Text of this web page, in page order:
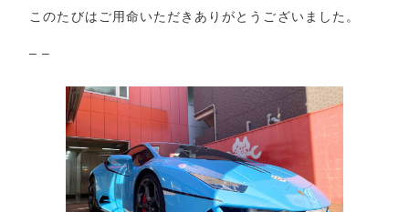
このたびはご用命いただきありがとうございました。
– –